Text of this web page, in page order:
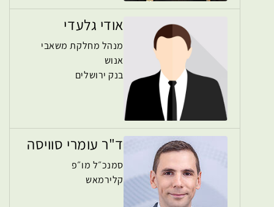
אודי גלעדי
מנהל מחלקת משאבי
אנוש
בנק ירושלים
ד"ר עומרי סוויסה
סמנכ״ל מו״פ
קלירמאש